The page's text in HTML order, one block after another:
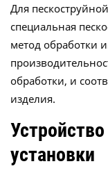
Для
специальная
метод обработки
обработки, и
изделия.
установки